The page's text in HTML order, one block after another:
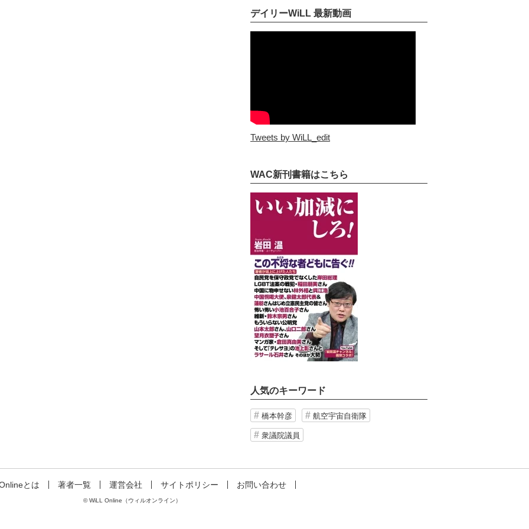
デイリーWiLL 最新動画
Tweets by WiLL_edit
WAC新刊書籍はこちら
人気のキーワード
橋本幹彦 航空宇宙自衛隊
衆議院議員
とは 著者一覧 運営会社 サイトポリシー お問い合わせ
© WiLL Online（ウィルオンライン）